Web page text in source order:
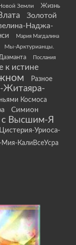
Земли
Жизнь
Золотой
Наджа-
Мария Магдалина
Мы-Арктурианцы.
Послания
к истине
Разное
Житаяра-
Космоса
Симион
с Высшим-Я
Цистерия-Уриоса-
КалиВсеУсра